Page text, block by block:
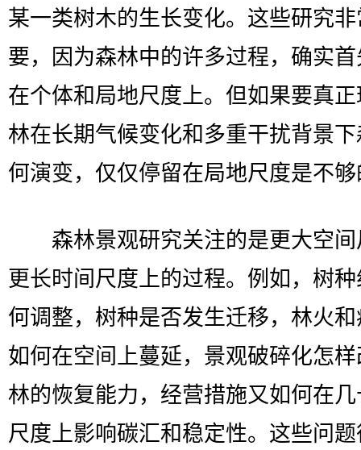
某一类树木的生长变化。这些研究
要，因为森林中的许多过程，确实
在个体和局地尺度上。但如果要真
林在长期气候变化和多重干扰背景
何演变，仅仅停留在局地尺度是不
森林景观研究关注的是更大空间
更长时间尺度上的过程。例如，树
何调整，树种是否发生迁移，林火
如何在空间上蔓延，景观破碎化怎
林的恢复能力，经营措施又如何在
尺度上影响碳汇和稳定性。这些问